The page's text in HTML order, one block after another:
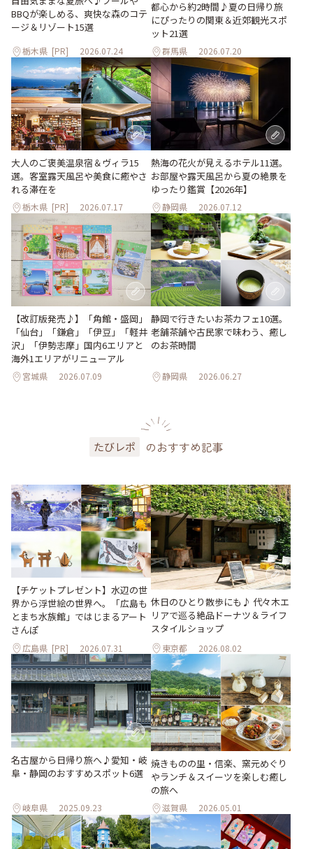
BBQが楽しめる、爽快な森のコテ
ージ＆リゾート15選
栃木県 [PR] 2026.07.24
都心から約2時間♪夏の日帰り旅
にぴったりの関東＆近郊観光スポ
ット21選
群馬県 2026.07.20
大人のご褒美温泉宿＆ヴィラ15
選。客室露天風呂や美食に癒やさ
れる滞在を
栃木県 [PR] 2026.07.17
熱海の花火が見えるホテル11選。
お部屋や露天風呂から夏の絶景を
ゆったり鑑賞【2026年】
静岡県 2026.07.12
【改訂版発売♪】「角館・盛岡」
「仙台」「鎌倉」「伊豆」「軽井
沢」「伊勢志摩」国内6エリアと
海外1エリアがリニューアル
宮城県 2026.07.09
静岡で行きたいお茶カフェ10選。
老舗茶舗や古民家で味わう、癒し
のお茶時間
静岡県 2026.06.27
たびレポ のおすすめ記事
【チケットプレゼント】水辺の世
界から浮世絵の世界へ。「広島も
とまち水族館」ではじまるアート
さんぽ
広島県 [PR] 2026.07.31
休日のひとり散歩にも♪ 代々木エ
リアで巡る絶品ドーナツ＆ライフ
スタイルショップ
東京都 2026.08.02
名古屋から日帰り旅へ♪愛知・岐
阜・静岡のおすすめスポット6選
岐阜県 2025.09.23
焼きものの里・信楽、窯元めぐり
やランチ＆スイーツを楽しむ癒し
の旅へ
滋賀県 2026.05.01